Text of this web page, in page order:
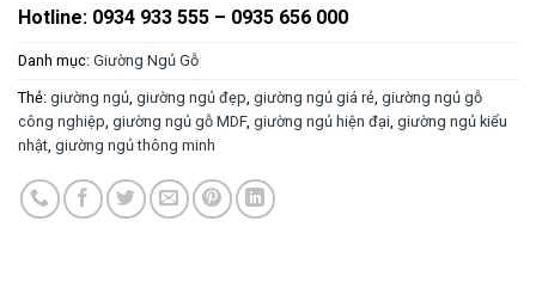
Hotline: 0934 933 555 – 0935 656 000
Danh mục: Giường Ngủ Gỗ
Thẻ: giường ngủ, giường ngủ đẹp, giường ngủ giá rẻ, giường ngủ gỗ
công nghiệp, giường ngủ gỗ MDF, giường ngủ hiện đại, giường ngủ kiểu
nhật, giường ngủ thông minh